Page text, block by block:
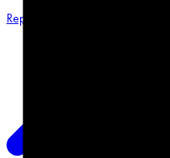
Reply on Twitter